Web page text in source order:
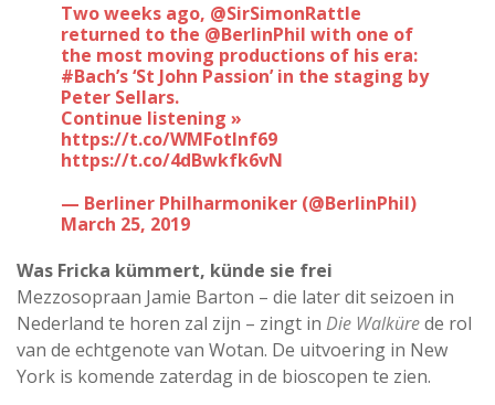
Two weeks ago, @SirSimonRattle
returned to the @BerlinPhil with one of
the most moving productions of his era:
#Bach’s ‘St John Passion’ in the staging by
Peter Sellars.
Continue listening »
https://t.co/WMFotInf69
https://t.co/4dBwkfk6vN
— Berliner Philharmoniker (@BerlinPhil)
March 25, 2019
Was Fricka kümmert, künde sie frei
Mezzosopraan Jamie Barton – die later dit seizoen in
Nederland te horen zal zijn – zingt in Die Walkürede rol
van de echtgenote van Wotan. De uitvoering in New
York is komende zaterdag in de bioscopen te zien.